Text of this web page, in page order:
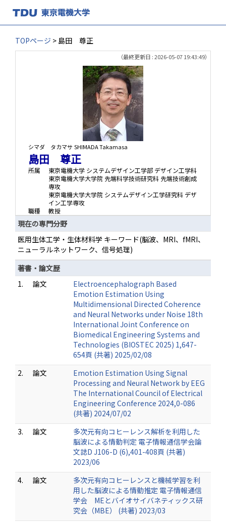
TOPページ > 島田 尊正
（最終更新日 : 2026-05-07 19:43:49）
シマダ タカマサSHIMADA Takamasa
島田 尊正
所属
東京電機大学 システムデザイン工学部 デザイン工学科
東京電機大学大学院 先端科学技術研究科 先端技術創成
専攻
東京電機大学大学院 システムデザイン工学研究科 デザ
イン工学専攻
職種
教授
現在の専門分野
医用生体工学・生体材料学 キーワード(脳波、MRI、fMRI、
ニューラルネットワーク、信号処理)
著書・論文歴
1.
論文
Electroencephalograph Based
Emotion Estimation Using
Multidimensional Directed Coherence
and Neural Networks under Noise 18th
International Joint Conference on
Biomedical Engineering Systems and
Technologies (BIOSTEC 2025) 1,647-
654頁 (共著) 2025/02/08
2.
論文
Emotion Estimation Using Signal
Processing and Neural Network by EEG
The International Council of Electrical
Engineering Conference 2024,0-086
(共著) 2024/07/02
3.
論文
多次元有向コヒーレンス解析を利用した
脳波による情動判定 電子情報通信学会論
文誌D J106-D (6),401-408頁 (共著)
2023/06
4.
論文
多次元有向コヒーレンスと機械学習を利
用した脳波による情動推定 電子情報通信
学会 MEとバイオサイバネティックス研
究会（MBE） (共著) 2023/03